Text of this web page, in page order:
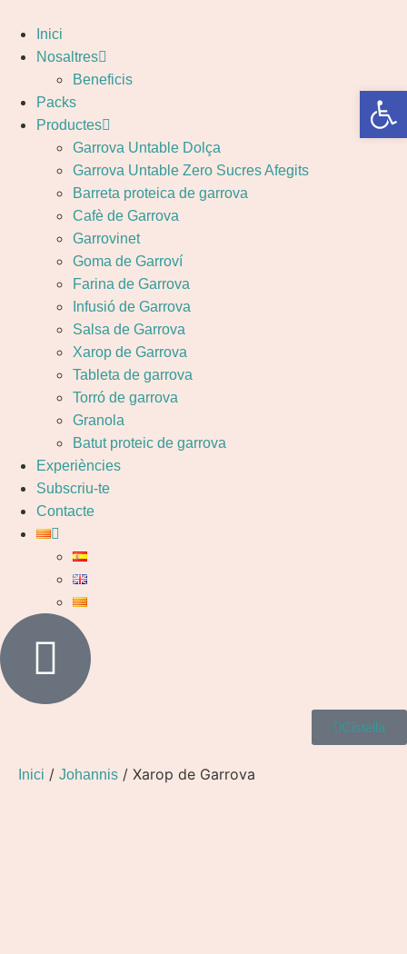
Inici
Nosaltres
Beneficis
Packs
Productes
Garrova Untable Dolça
Garrova Untable Zero Sucres Afegits
Barreta proteica de garrova
Cafè de Garrova
Garrovinet
Goma de Garroví
Farina de Garrova
Infusió de Garrova
Salsa de Garrova
Xarop de Garrova
Tableta de garrova
Torró de garrova
Granola
Batut proteic de garrova
Experiències
Subscriu-te
Contacte
Cistella
Inici / Johannis / Xarop de Garrova
Obre la